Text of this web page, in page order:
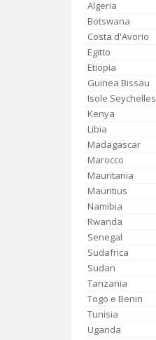
Algeria
Botswana
Costa d'Avorio
Egitto
Etiopia
Guinea Bissau
Isole Seychelles
Kenya
Libia
Madagascar
Marocco
Mauritania
Mauritius
Namibia
Rwanda
Senegal
Sudafrica
Sudan
Tanzania
Togo e Benin
Tunisia
Uganda